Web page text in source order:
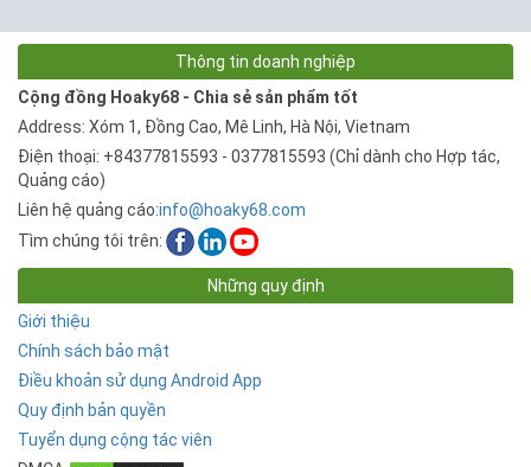
Thông tin doanh nghiệp
Cộng đồng Hoaky68 - Chia sẻ sản phẩm tốt
Address: Xóm 1, Đồng Cao, Mê Linh, Hà Nội, Vietnam
Điện thoại: +84377815593 - 0377815593 (Chỉ dành cho Hợp tác,
Quảng cáo)
Liên hệ quảng cáo:info@hoaky68.com
Tìm chúng tôi trên:
Những quy định
Giới thiệu
Chính sách bảo mật
Điều khoản sử dụng Android App
Quy định bản quyền
Tuyển dụng cộng tác viên